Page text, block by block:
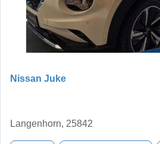
Nissan Juke
Langenhorn, 25842